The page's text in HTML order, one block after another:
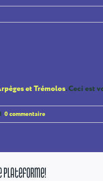
et Trémolos. Ceci est
| 0 commentaire
Plateforme!